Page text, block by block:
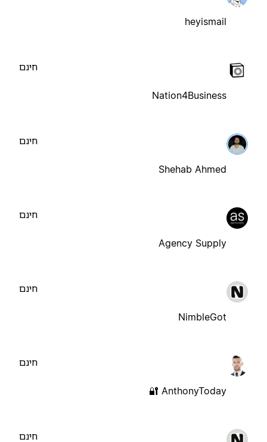
heyismail
Nation4Business
חינם
Shehab Ahmed
חינם
Agency Supply
חינם
NimbleGot
חינם
AnthonyToday 🔐
חינם
חינם